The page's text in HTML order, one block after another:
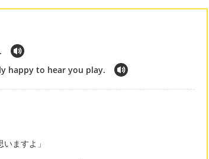
happy to hear you play.
ますよ」